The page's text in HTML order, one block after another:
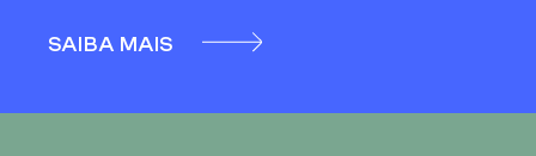
SAIBA MAIS